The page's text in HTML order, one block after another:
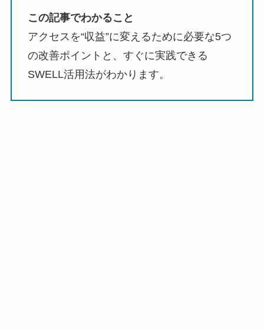
この記事でわかること
アクセスを“収益”に変えるために必要な5つ
の改善ポイントと、すぐに実践できる
SWELL活用法がわかります。